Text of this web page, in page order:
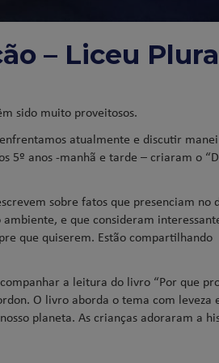
– Liceu
sido muito proveitosos.
atualmente e discutir
5º anos -manhã e tarde – criaram o
sobre fatos que presenciam no
e que consideram
que quiserem. Estão compartilhando
a leitura do livro “Por que
O livro aborda o tema com leveza
planeta. As crianças adoraram a